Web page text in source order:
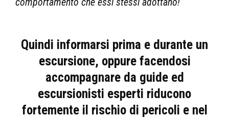
Quindi informarsi prima e durante un
escursione, oppure facendosi
accompagnare da guide ed
escursionisti esperti riducono
fortemente il rischio di pericoli e nel